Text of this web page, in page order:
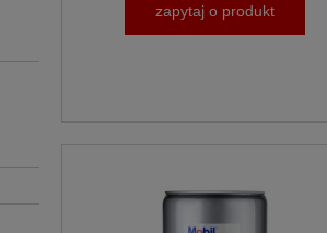
zapytaj o produkt